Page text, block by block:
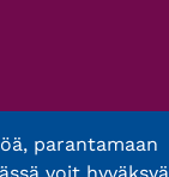
parantamaan